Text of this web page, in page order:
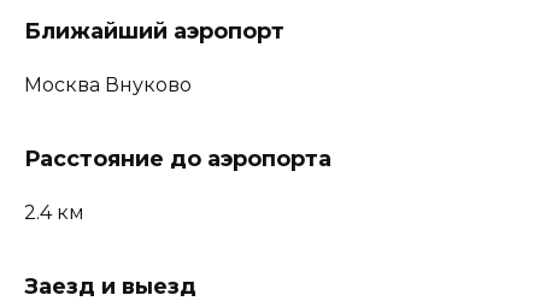
Ближайший аэропорт
Москва Внуково
Расстояние до аэропорта
2.4 км
Заезд и выезд